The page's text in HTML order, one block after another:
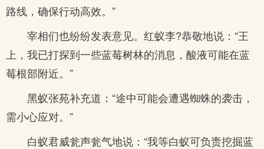
路线，确保行动高效。”
宰相们也纷纷发表意见。红蚁李?恭敬地说：“王
上，我已打探到一些蓝莓树林的消息，酸液可能在蓝
莓根部附近。”
黑蚁张苑补充道：“途中可能会遭遇蜘蛛的袭击，
需小心应对。”
白蚁君威瓮声瓮气地说：“我等白蚁可负责挖掘蓝